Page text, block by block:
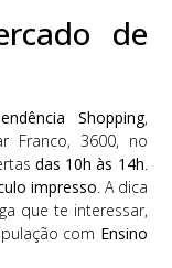
de
Shopping,
Franco, 3600, no
das 10h às 14h
impresso . A dica
que te interessar,
com Ensino